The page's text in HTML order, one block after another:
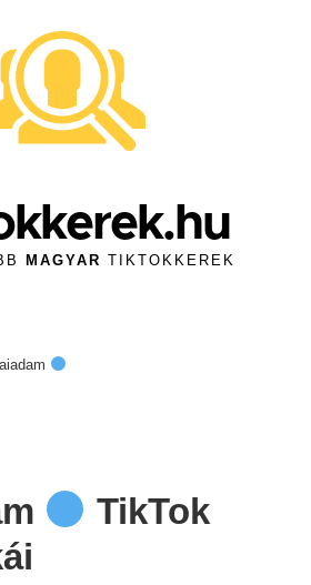
MAGYAR TIKTOKKEREK
TikTok